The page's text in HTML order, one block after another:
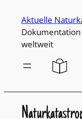
Inhalt
wechseln
Aktuelle
weltweit